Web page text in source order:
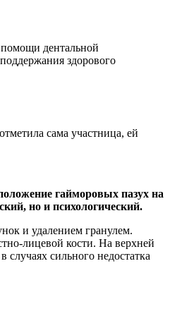
дентальной
здорового
сама участница, ей
гайморовых пазух на
но и психологический.
и удалением гранулем.
лицевой кости. На верхней
сильного недостатка